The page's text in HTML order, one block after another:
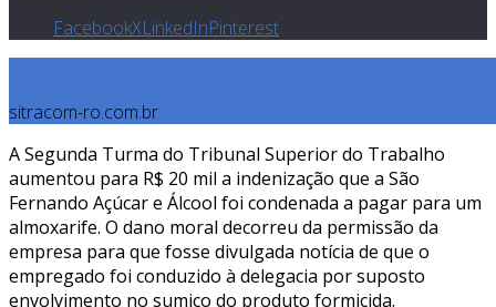
FacebookXLinkedInPinterest
sitracom-ro.com.br
A Segunda Turma do Tribunal Superior do Trabalho
aumentou para R$ 20 mil a indenização que a São
Fernando Açúcar e Álcool foi condenada a pagar para um
almoxarife. O dano moral decorreu da permissão da
empresa para que fosse divulgada notícia de que o
empregado foi conduzido à delegacia por suposto
envolvimento no sumiço do produto formicida.